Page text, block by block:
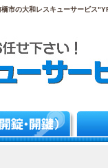
市の大和レスキューサービス